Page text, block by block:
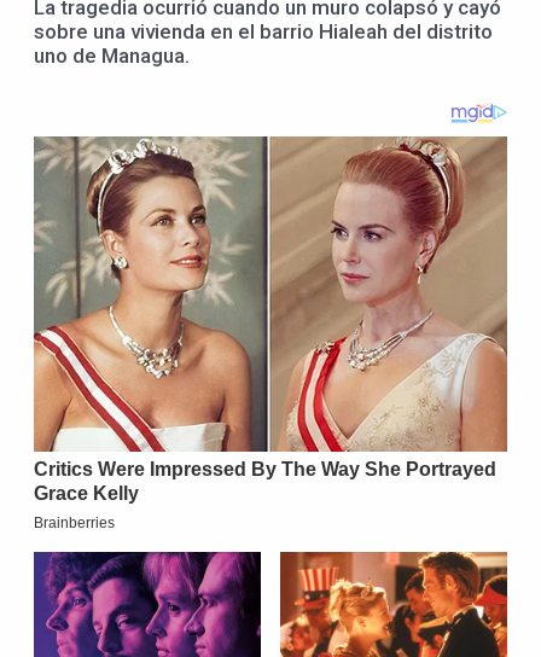
La tragedia ocurrió cuando un muro colapsó y cayó
sobre una vivienda en el barrio Hialeah del distrito
uno de Managua.